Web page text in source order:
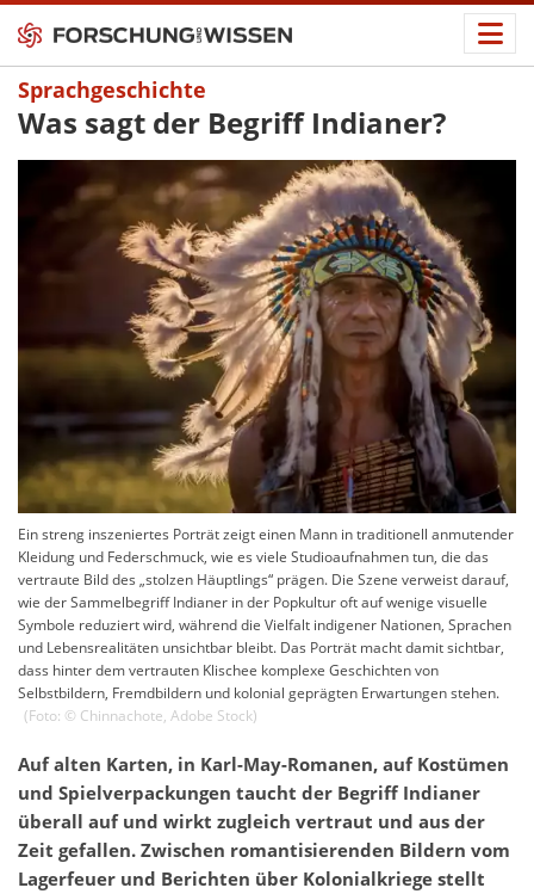
Sprachgeschichte
Was sagt der Begriff Indianer?
Ein streng inszeniertes Porträt zeigt einen Mann in traditionell anmutender
Kleidung und Federschmuck, wie es viele Studioaufnahmen tun, die das
vertraute Bild des „stolzen Häuptlings“ prägen. Die Szene verweist darauf,
wie der Sammelbegriff Indianer in der Popkultur oft auf wenige visuelle
Symbole reduziert wird, während die Vielfalt indigener Nationen, Sprachen
und Lebensrealitäten unsichtbar bleibt. Das Porträt macht damit sichtbar,
dass hinter dem vertrauten Klischee komplexe Geschichten von
Selbstbildern, Fremdbildern und kolonial geprägten Erwartungen stehen.
(Foto: © Chinnachote, Adobe Stock)
Auf alten Karten, in Karl-May-Romanen, auf Kostümen
und Spielverpackungen taucht der Begriff Indianer
überall auf und wirkt zugleich vertraut und aus der
Zeit gefallen. Zwischen romantisierenden Bildern vom
Lagerfeuer und Berichten über Kolonialkriege stellt